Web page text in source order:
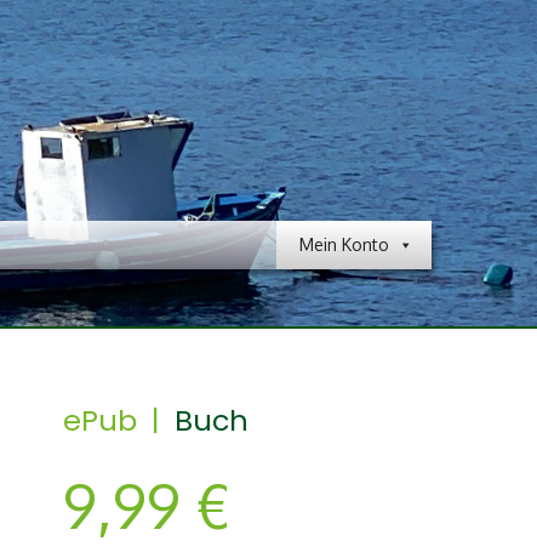
Mein Konto
ePub | Buch
9,99 €